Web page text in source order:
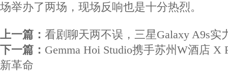
场举办了两场，现场反响也是十分热烈。
上一篇： 看剧聊天两不误，三星Galaxy A9s实
下一篇： Gemma Hoi Studio携手苏州W酒店 X
新革命